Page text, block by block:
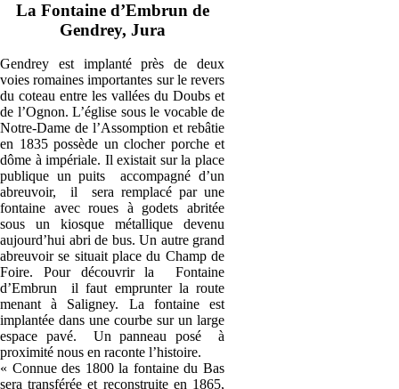
La Fontaine d’Embrun de
Gendrey, Jura
Gendrey est implanté près de deux
voies romaines importantes sur le revers
du coteau entre les vallées du Doubs et
de l’Ognon. L’église sous le vocable de
Notre-Dame de l’Assomption et rebâtie
en 1835 possède un clocher porche et
dôme à impériale. Il existait sur la place
publique un puits accompagné d’un
abreuvoir, il sera remplacé par une
fontaine avec roues à godets abritée
sous un kiosque métallique devenu
aujourd’hui abri de bus. Un autre grand
abreuvoir se situait place du Champ de
Foire. Pour découvrir la Fontaine
d’Embrun il faut emprunter la route
menant à Saligney. La fontaine est
implantée dans une courbe sur un large
espace pavé. Un panneau posé à
proximité nous en raconte l’histoire.
« Connue des 1800 la fontaine du Bas
sera transférée et reconstruite en 1865,